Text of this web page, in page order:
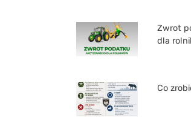
Zwrot
dla
Co